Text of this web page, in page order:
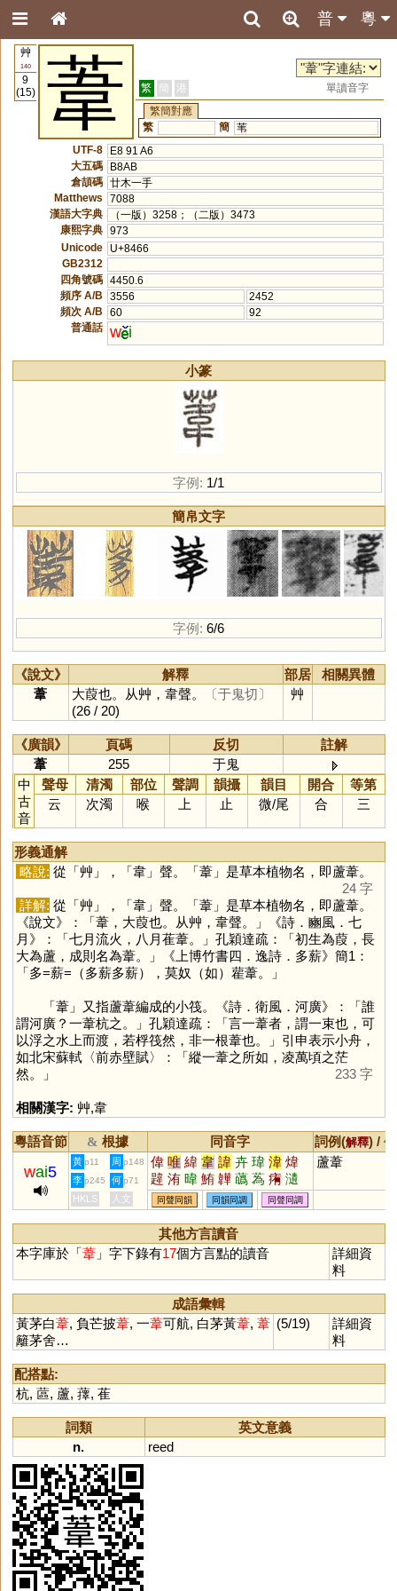
粵
普
艸
140
9
(15)
葦 繁 簡 港
單讀音字
繁簡對應
繁
簡 苇
UTF-8
E8 91 A6
大五碼
B8AB
倉頡碼 廿木一手
Matthews
7088
漢語大字典
（一版）3258；（二版）3473
康熙字典 973
Unicode
U+8466
GB2312
四角號碼 4450.6
頻序 A/B
3556
2452
頻次 A/B
60
92
普通話 w i
小篆
字例: 1/1
簡帛文字
字例: 6/6
《說文》 解釋 部居
相關異體
葦
大葭也。从艸，韋聲。
〔于鬼切〕
(26 / 20)
艸
《廣韻》 頁碼 反切
註解
葦
255
于鬼
中
古
音
聲母 清濁 部位 聲調 韻攝 韻目 開合
等第
云
次濁 喉 上 止 微/尾 合 三
形義通解
略說: 從「艸 」，「韋」聲。「葦」是草本植物名，即蘆葦。
24 字
詳解: 從「艸 」，「韋」聲。「葦」是草本植物名，即蘆葦。
《說文》：「葦，大葭也。从艸，韋聲。」《詩．豳風．七
月》：「七月流火，八月萑葦。」孔穎達疏：「初生為葭，長
大為蘆，成則名為葦。」《上博竹書四．逸詩．多薪》簡1：
「多=薪=（多薪多薪），莫奴（如）雚葦。」
「葦」又指蘆葦編成的小筏。《詩．衛風．河廣》：「誰
謂河廣？一葦杭之。」孔穎達疏：「言一葦者，謂一束也，可
以浮之水上而渡，若桴筏然，非一根葦也。」引申表示小舟，
如北宋蘇軾〈前赤壁賦〉：「縱一葦之所如，凌萬頃之茫
然。」
233 字
相關漢字: 艸,韋
粵語音節 & 根據 同音字 詞例(解釋) /
wai5
黃 p11 周 p148 偉 唯 緯 韋 諱 卉 瑋 湋 煒
韙 洧 暐 鮪 韡 蘤 蒍 痏 瀢
薳 濻 儰 徫 椲 蓶 踓 鍏 撱
蘆葦
李 p245 何 p71
HKLS 人文 同聲同韻 同韻同調 同聲同調
其他方言讀音
本字庫於「葦」字下錄有17個方言點的讀音
詳細資
料
成語彙輯
黃茅白葦, 負芒披葦, 一葦可航, 白茅黃葦, 葦
籬茅舍…
(5/19)
詳細資
料
配搭點:
杭, 蓲, 蘆, 蘀, 萑
詞類
英文意義
n.
reed